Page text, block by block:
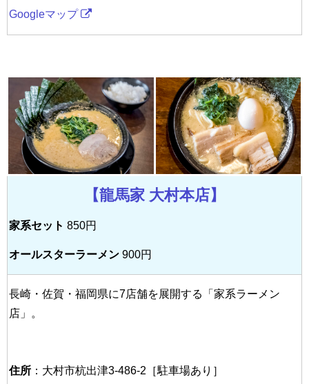
Googleマップ
【龍馬家 大村本店】
家系セット 850円
オールスターラーメン 900円
長崎・佐賀・福岡県に7店舗を展開する「家系ラーメン
店」。
住所 ：大村市杭出津3-486-2［駐車場あり］